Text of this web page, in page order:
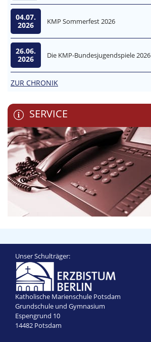
04.07.
2026
KMP Sommerfest 2026
26.06.
2026
Die KMP-Bundesjugendspiele 2026
ZUR CHRONIK
SERVICE
Unser Schulträger:
Katholische Marienschule Potsdam
Grundschule und Gymnasium
Espengrund 10
14482 Potsdam